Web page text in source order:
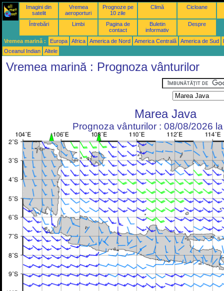
Imagini din
satelit
Vremea
aeroporturi
Prognoze pe
10 zile
Climă Cicloane
Întrebări Limbi
Pagina de
contact
Buletin
informativ
Despre
Vremea marină : Europa Africa America de Nord America Centrală America de Sud
Oceanul Indian
Altele
Vremea marină : Prognoza vânturilor
Marea Java
Prognoza vânturilor : 08/08/2026